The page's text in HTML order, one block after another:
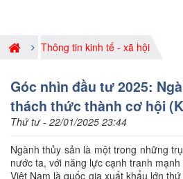
Thông tin kinh tế - xã hội
Góc nhìn đầu tư 2025:
thách thức thành cơ hội
Thứ tư - 22/01/2025 23:44
Ngành thủy sản là một trong những
nước ta, với năng lực cạnh tranh
Việt Nam là quốc gia xuất khẩu lớn